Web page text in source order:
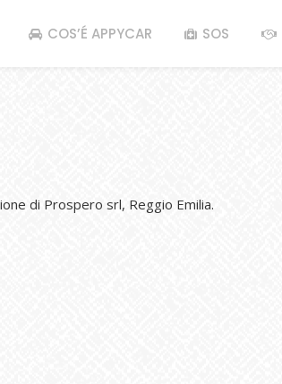
COS’É APPYCAR SOS
di Prospero srl, Reggio Emilia.